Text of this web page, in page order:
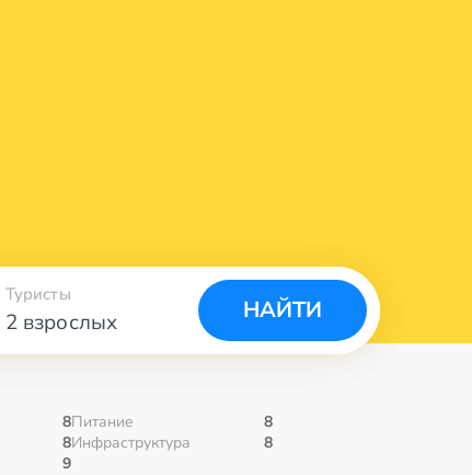
2 взрослых
Туристы
НАЙТИ
8
8
9
Питание
8
Инфраструктура
8